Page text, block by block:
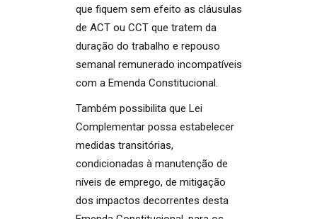
que fiquem sem efeito as cláusulas
de ACT ou CCT que tratem da
duração do trabalho e repouso
semanal remunerado incompatíveis
com a Emenda Constitucional.
Também possibilita que Lei
Complementar possa estabelecer
medidas transitórias,
condicionadas à manutenção de
níveis de emprego, de mitigação
dos impactos decorrentes desta